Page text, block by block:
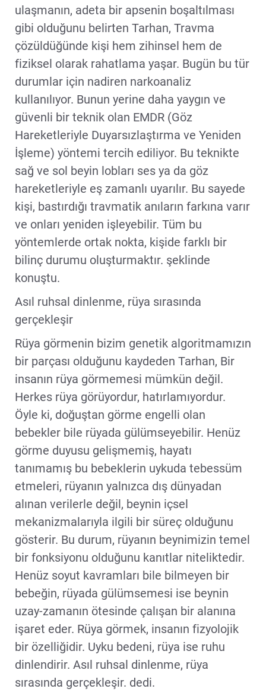
ulaşmanın, adeta bir apsenin boşaltılması
gibi olduğunu belirten Tarhan, Travma
çözüldüğünde kişi hem zihinsel hem de
fiziksel olarak rahatlama yaşar. Bugün bu tür
durumlar için nadiren narkoanaliz
kullanılıyor. Bunun yerine daha yaygın ve
güvenli bir teknik olan EMDR (Göz
Hareketleriyle Duyarsızlaştırma ve Yeniden
İşleme) yöntemi tercih ediliyor. Bu teknikte
sağ ve sol beyin lobları ses ya da göz
hareketleriyle eş zamanlı uyarılır. Bu sayede
kişi, bastırdığı travmatik anıların farkına varır
ve onları yeniden işleyebilir. Tüm bu
yöntemlerde ortak nokta, kişide farklı bir
bilinç durumu oluşturmaktır. şeklinde
konuştu.
Asıl ruhsal dinlenme, rüya sırasında
gerçekleşir
Rüya görmenin bizim genetik algoritmamızın
bir parçası olduğunu kaydeden Tarhan, Bir
insanın rüya görmemesi mümkün değil.
Herkes rüya görüyordur, hatırlamıyordur.
Öyle ki, doğuştan görme engelli olan
bebekler bile rüyada gülümseyebilir. Henüz
görme duyusu gelişmemiş, hayatı
tanımamış bu bebeklerin uykuda tebessüm
etmeleri, rüyanın yalnızca dış dünyadan
alınan verilerle değil, beynin içsel
mekanizmalarıyla ilgili bir süreç olduğunu
gösterir. Bu durum, rüyanın beynimizin temel
bir fonksiyonu olduğunu kanıtlar niteliktedir.
Henüz soyut kavramları bile bilmeyen bir
bebeğin, rüyada gülümsemesi ise beynin
uzay-zamanın ötesinde çalışan bir alanına
işaret eder. Rüya görmek, insanın fizyolojik
bir özelliğidir. Uyku bedeni, rüya ise ruhu
dinlendirir. Asıl ruhsal dinlenme, rüya
sırasında gerçekleşir. dedi.